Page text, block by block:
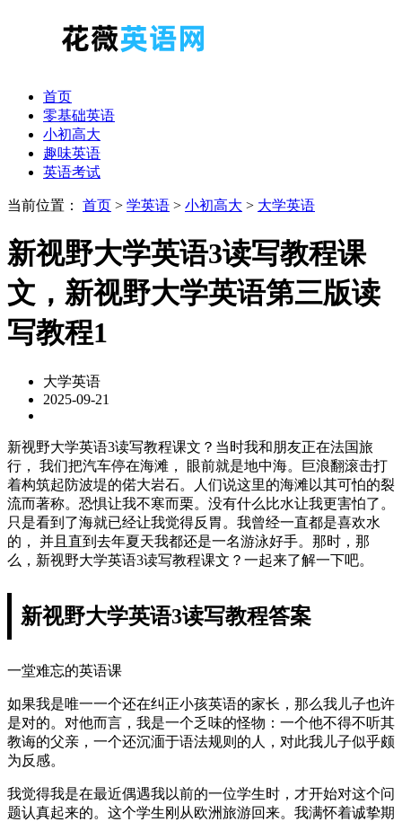
首页
零基础英语
小初高大
趣味英语
英语考试
当前位置： 首页 > 学英语 > 小初高大 > 大学英语
新视野大学英语3读写教程课
文，新视野大学英语第三版读
写教程1
大学英语
2025-09-21
新视野大学英语3读写教程课文？当时我和朋友正在法国旅
行， 我们把汽车停在海滩， 眼前就是地中海。巨浪翻滚击打
着构筑起防波堤的偌大岩石。人们说这里的海滩以其可怕的裂
流而著称。恐惧让我不寒而栗。没有什么比水让我更害怕了。
只是看到了海就已经让我觉得反胃。我曾经一直都是喜欢水
的， 并且直到去年夏天我都还是一名游泳好手。那时，那
么，新视野大学英语3读写教程课文？一起来了解一下吧。
新视野大学英语3读写教程答案
一堂难忘的英语课
如果我是唯一一个还在纠正小孩英语的家长，那么我儿子也许
是对的。对他而言，我是一个乏味的怪物：一个他不得不听其
教诲的父亲，一个还沉湎于语法规则的人，对此我儿子似乎颇
为反感。
我觉得我是在最近偶遇我以前的一位学生时，才开始对这个问
题认真起来的。这个学生刚从欧洲旅游回来。我满怀着诚挚期